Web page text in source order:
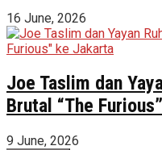
16 June, 2026
Joe Taslim dan
Brutal “The
9 June, 2026